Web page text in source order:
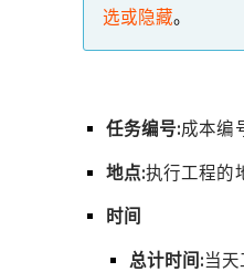
选或隐藏。
任务编号:成本编
地点:执行工程的
时间
总计时间:当天